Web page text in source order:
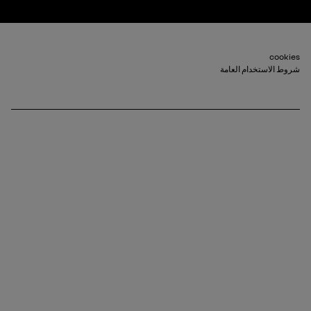
Footer_2
cookies
شروط الاستخدام العامة